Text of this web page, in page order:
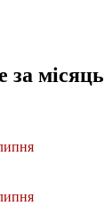
за місяць